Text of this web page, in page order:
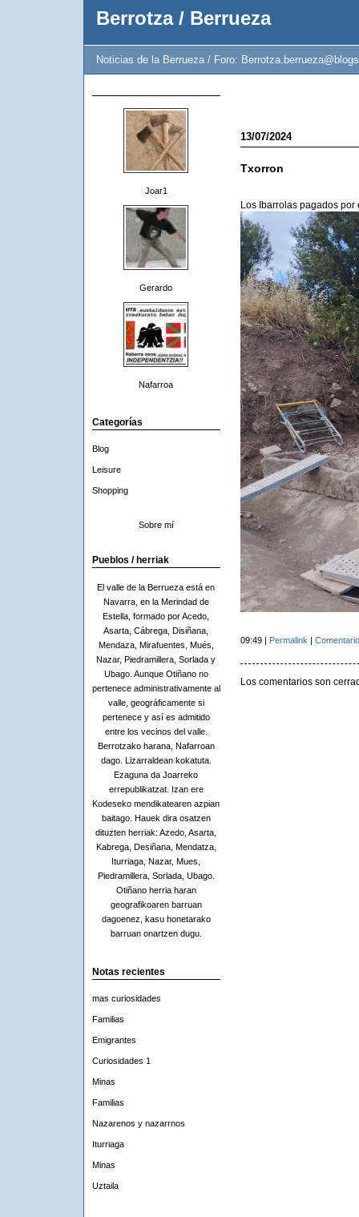
Berrotza / Berrueza
Noticias de la Berrueza / Foro:
Joar1
Gerardo
Nafarroa
Categorías
Blog
Leisure
Shopping
Sobre mí
Pueblos / herriak
El valle de la Berrueza está en
Navarra, en la Merindad de
Estella, formado por Acedo,
Asarta, Cábrega, Disiñana,
Mendaza, Mirafuentes, Mués,
Nazar, Piedramillera, Sorlada y
Ubago. Aunque Otiñano no
pertenece administrativamente al
valle, geográficamente si
pertenece y así es admitido
entre los vecinos del valle.
Berrotzako harana, Nafarroan
dago. Lizarraldean kokatuta.
Ezaguna da Joarreko
errepublikatzat. Izan ere
Kodeseko mendikatearen azpian
baitago. Hauek dira osatzen
dituzten herriak: Azedo, Asarta,
Kabrega, Desiñana, Mendatza,
Iturriaga, Nazar, Mues,
Piedramillera, Sorlada, Ubago.
Otiñano herria haran
geografikoaren barruan
dagoenez, kasu honetarako
barruan onartzen dugu.
Notas recientes
mas curiosidades
Familias
Emigrantes
Curiosidades 1
Minas
Familias
Nazarenos y nazarrnos
Iturriaga
Minas
Uztaila
13/07/2024
Txorron
Los Ibarrolas pagados
09:49 | Permalink |
Los comentarios son